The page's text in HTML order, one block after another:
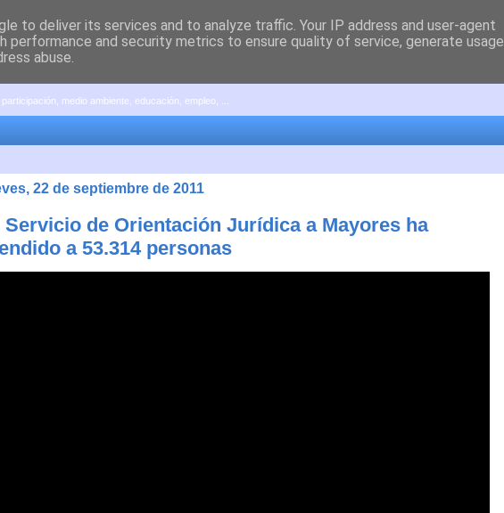
medio ambiente, educación, empleo, ...
22 de septiembre de 2011
Servicio de Orientación Jurídica a Mayores ha
a 53.314 personas
to deliver its services and to analyze traffic. Your IP address and user-agent
performance and security metrics to ensure quality of service, generate usage
abuse.